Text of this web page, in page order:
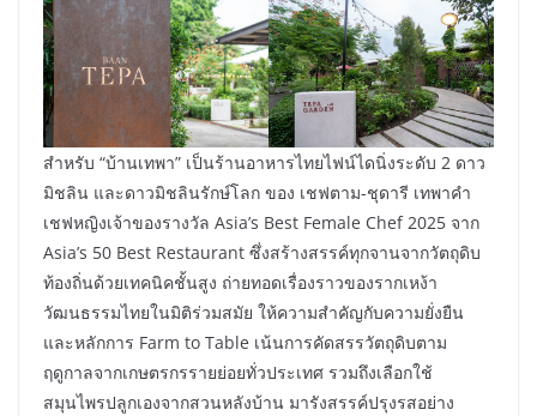
สำหรับ “บ้านเทพา” เป็นร้านอาหารไทยไฟน์ไดนิ่งระดับ 2 ดาว
มิชลิน และดาวมิชลินรักษ์โลก ของ เชฟตาม-ชุดารี เทพาคำ
เชฟหญิงเจ้าของรางวัล Asia’s Best Female Chef 2025 จาก
Asia’s 50 Best Restaurant ซึ่งสร้างสรรค์ทุกจานจากวัตถุดิบ
ท้องถิ่นด้วยเทคนิคชั้นสูง ถ่ายทอดเรื่องราวของรากเหง้า
วัฒนธรรมไทยในมิติร่วมสมัย ให้ความสำคัญกับความยั่งยืน
และหลักการ Farm to Table เน้นการคัดสรรวัตถุดิบตาม
ฤดูกาลจากเกษตรกรรายย่อยทั่วประเทศ รวมถึงเลือกใช้
สมุนไพรปลูกเองจากสวนหลังบ้าน มารังสรรค์ปรุงรสอย่าง